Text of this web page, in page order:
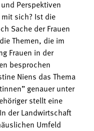
Perspektiven
sich? Ist die
Sache der Frauen
Themen, die im
Frauen in der
besprochen
Niens das Thema
genauer unter
stellt eine
der Landwirtschaft
Umfeld